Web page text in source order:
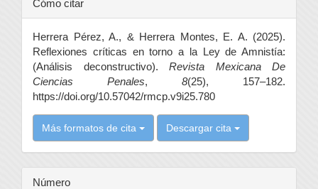
del
artículo
Cómo citar
Herrera Pérez, A., & Herrera Montes, E. A. (2025).
Reflexiones críticas en torno a la Ley de Amnistía:
(Análisis deconstructivo). Revista Mexicana De
Ciencias Penales, 8(25), 157–182.
https://doi.org/10.57042/rmcp.v9i25.780
Más formatos de cita Descargar cita
Número